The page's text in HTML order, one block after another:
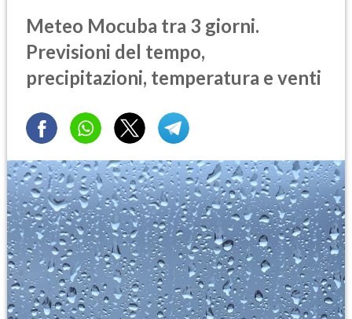
Meteo Mocuba tra 3 giorni.
Previsioni del tempo,
precipitazioni, temperatura e venti